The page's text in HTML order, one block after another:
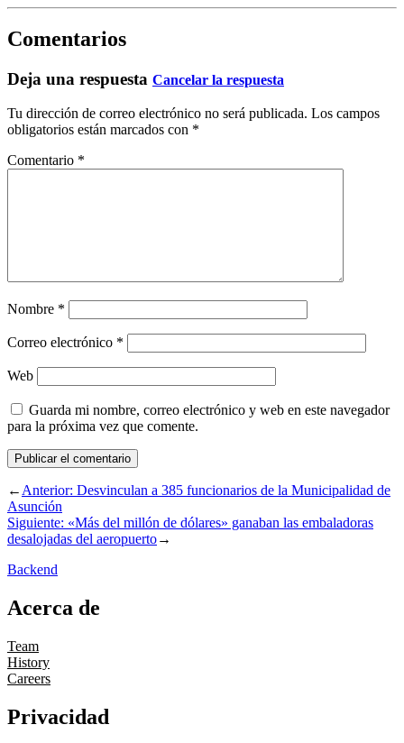
Comentarios
Deja una respuesta Cancelar la respuesta
Tu dirección de correo electrónico no será publicada. Los campos
obligatorios están marcados con *
Comentario *
Nombre *
Correo electrónico *
Web
Guarda mi nombre, correo electrónico y web en este navegador
para la próxima vez que comente.
←Anterior: Desvinculan a 385 funcionarios de la Municipalidad de
Asunción
Siguiente: «Más del millón de dólares» ganaban las embaladoras
desalojadas del aeropuerto→
Backend
Acerca de
Team
History
Careers
Privacidad